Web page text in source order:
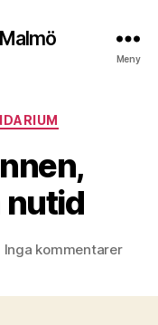
Meny
nutid
Inga kommentarertill